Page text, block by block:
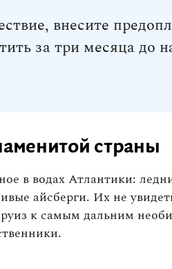
внесите
за три месяца до
страны
в водах Атлантики:
айсберги. Их не
к самым дальним